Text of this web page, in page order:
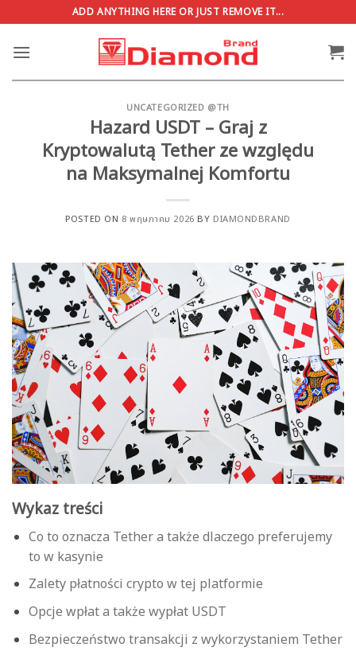
ไป
ADD ANYTHING HERE OR JUST REMOVE IT...
UNCATEGORIZED @TH
Hazard USDT – Graj z
Kryptowalutą Tether ze względu
na Maksymalnej Komfortu
POSTED ON 8 พฤษภาคม 2026 BY DIAMONDBRAND
Wykaz treści
Co to oznacza Tether a także dlaczego preferujemy
to w kasynie
Zalety płatności crypto w tej platformie
Opcje wpłat a także wypłat USDT
Bezpieczeństwo transakcji z wykorzystaniem Tether